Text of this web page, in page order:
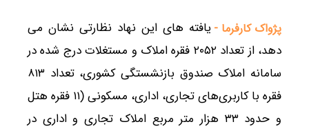
پژواک کارفرما - یافته های این نهاد نظارتی نشان می
دهد، از تعداد ۲۰۵۲ فقره املاک و مستغلات درج شده در
سامانه املاک صندوق بازنشستگی کشوری، تعداد ۸۱۳
فقره با کاربری‌های تجاری، اداری، مسکونی (۱۱ فقره هتل
و حدود ۳۳ هزار متر مربع املاک تجاری و اداری در